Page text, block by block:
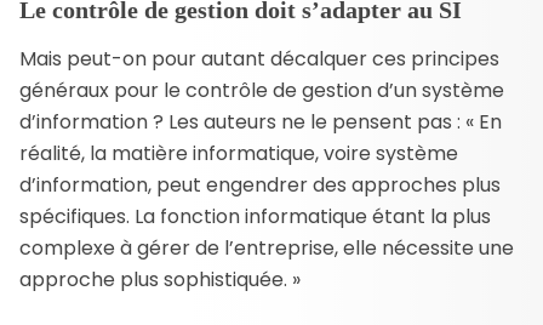
Le contrôle de gestion doit s’adapter au SI
Mais peut-on pour autant décalquer ces principes
généraux pour le contrôle de gestion d’un système
d’information ? Les auteurs ne le pensent pas : « En
réalité, la matière informatique, voire système
d’information, peut engendrer des approches plus
spécifiques. La fonction informatique étant la plus
complexe à gérer de l’entreprise, elle nécessite une
approche plus sophistiquée. »